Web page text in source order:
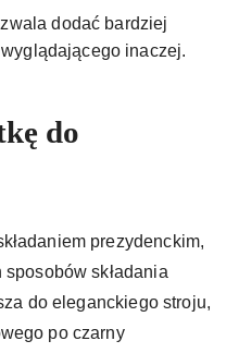
dodać bardziej
inaczej.
do
prezydenckim,
składania
do eleganckiego stroju,
po czarny